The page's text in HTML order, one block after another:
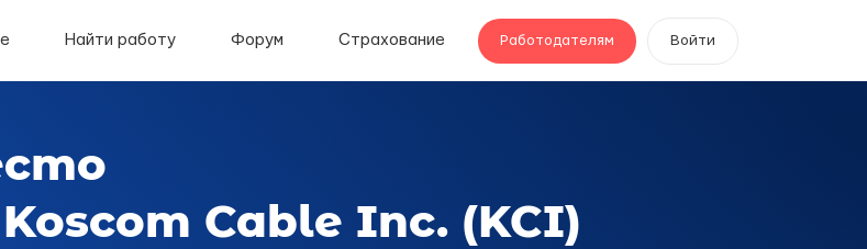
Найти работу Форум Страхование Работодателям Войти
Cable Inc. (KCI)